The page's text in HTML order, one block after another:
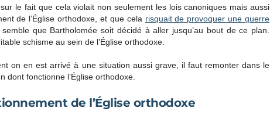
le fait que cela violait non seulement les lois canoniques mais aussi
de l’Église orthodoxe, et que cela risquait de provoquer une guerre
semble que Bartholomée soit décidé à aller jusqu’au bout de ce plan.
schisme au sein de l’Église orthodoxe.
on en est arrivé à une situation aussi grave, il faut remonter dans le
dont fonctionne l’Église orthodoxe.
de l’Église orthodoxe